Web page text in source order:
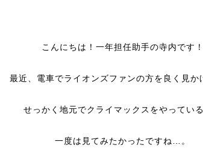
こんにちは！一年担任助手の寺内です！
最近、電車でライオンズファンの方を良く見か
せっかく地元でクライマックスをやってい
一度は見てみたかったですね…。